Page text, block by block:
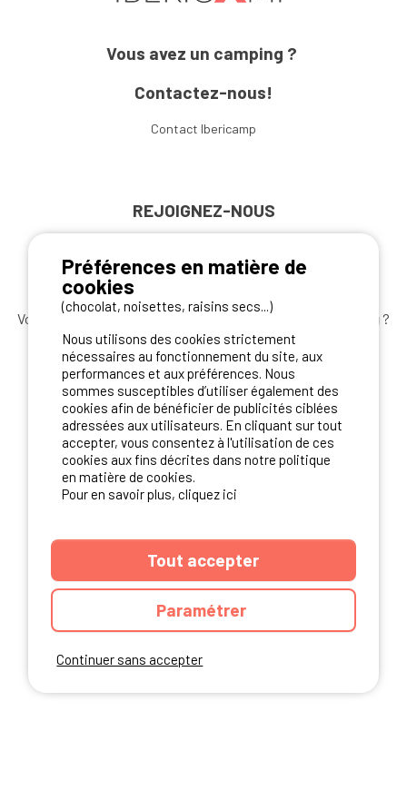
Vous avez un camping ?
Contactez-nous!
Contact Ibericamp
REJOIGNEZ-NOUS
Vous souhaitez bénéficier des meilleures offres camping ?
Abonnez-vous à la newsletterdès aujourd'hui
S'ABONNER
NOS PARTENAIRES
Continuer sans accepter
Préférences en matière de
cookies
(chocolat, noisettes, raisins secs...)
Nous utilisons des cookies strictement
nécessaires au fonctionnement du site, aux
performances et aux préférences. Nous
sommes susceptibles d’utiliser également des
cookies afin de bénéficier de publicités ciblées
adressées aux utilisateurs. En cliquant sur tout
accepter, vous consentez à l'utilisation de ces
cookies aux fins décrites dans notre politique
en matière de cookies.
Pour en savoir plus, cliquez ici
Tout accepter
Paramétrer